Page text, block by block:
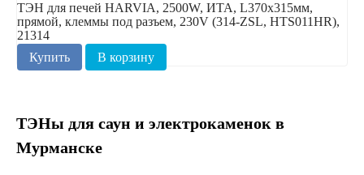
ТЭН для печей HARVIA, 2500W, ИТА, L370х315мм,
прямой, клеммы под разъем, 230V (314-ZSL, HTS011HR),
21314
Купить
В корзину
ТЭНы для саун и электрокаменок в
Мурманске